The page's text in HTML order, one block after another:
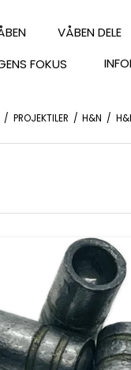
VÅBEN DELE
FOKUS
/ PROJEKTILER / H&N /